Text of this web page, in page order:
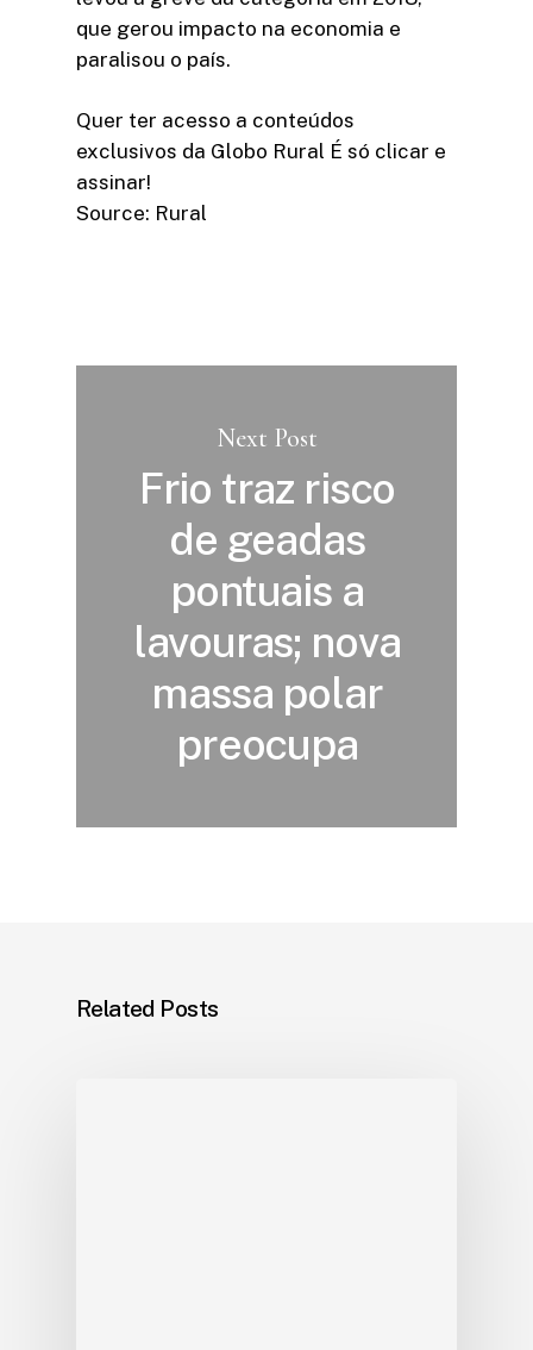
que gerou impacto na economia e
paralisou o país.
Quer ter acesso a conteúdos
exclusivos da Globo Rural É só clicar e
assinar!​
Source: Rural
Next Post
Frio traz risco
de geadas
pontuais a
lavouras; nova
massa polar
preocupa
Related Posts